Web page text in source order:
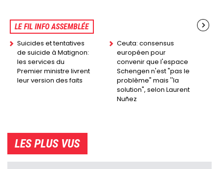
LE FIL INFO ASSEMBLÉE
Suicides et tentatives
de suicide à Matignon:
les services du
Premier ministre livrent
leur version des faits
Ceuta: consensus
européen pour
convenir que l'espace
Schengen n'est "pas le
problème" mais ''la
solution", selon Laurent
Nuñez
LES PLUS VUS